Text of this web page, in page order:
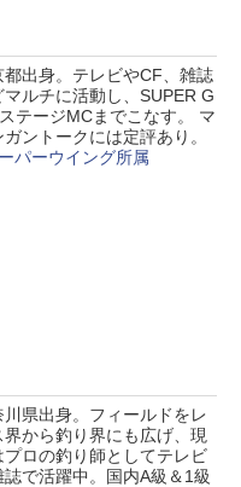
都出身。テレビやCF、雑誌
マルチに活動し、SUPER G
テージMCまでこなす。 マ
ガントークには定評あり。
パーウイング所属
川県出身。フィールドをレ
界から釣り界にも広げ、現
プロの釣り師としてテレビ
誌で活躍中。国内A級＆1級